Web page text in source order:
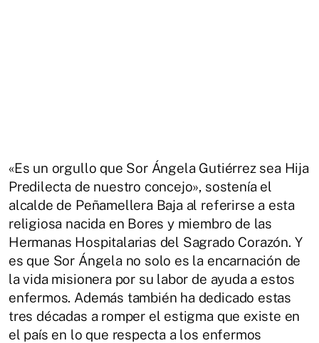
«Es un orgullo que Sor Ángela Gutiérrez sea Hija
Predilecta de nuestro concejo», sostenía el
alcalde de Peñamellera Baja al referirse a esta
religiosa nacida en Bores y miembro de las
Hermanas Hospitalarias del Sagrado Corazón. Y
es que Sor Ángela no solo es la encarnación de
la vida misionera por su labor de ayuda a estos
enfermos. Además también ha dedicado estas
tres décadas a romper el estigma que existe en
el país en lo que respecta a los enfermos